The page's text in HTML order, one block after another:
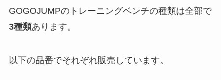
GOGOJUMPのトレーニングベンチの種類は全部で
3種類あります。
以下の品番でそれぞれ販売しています。